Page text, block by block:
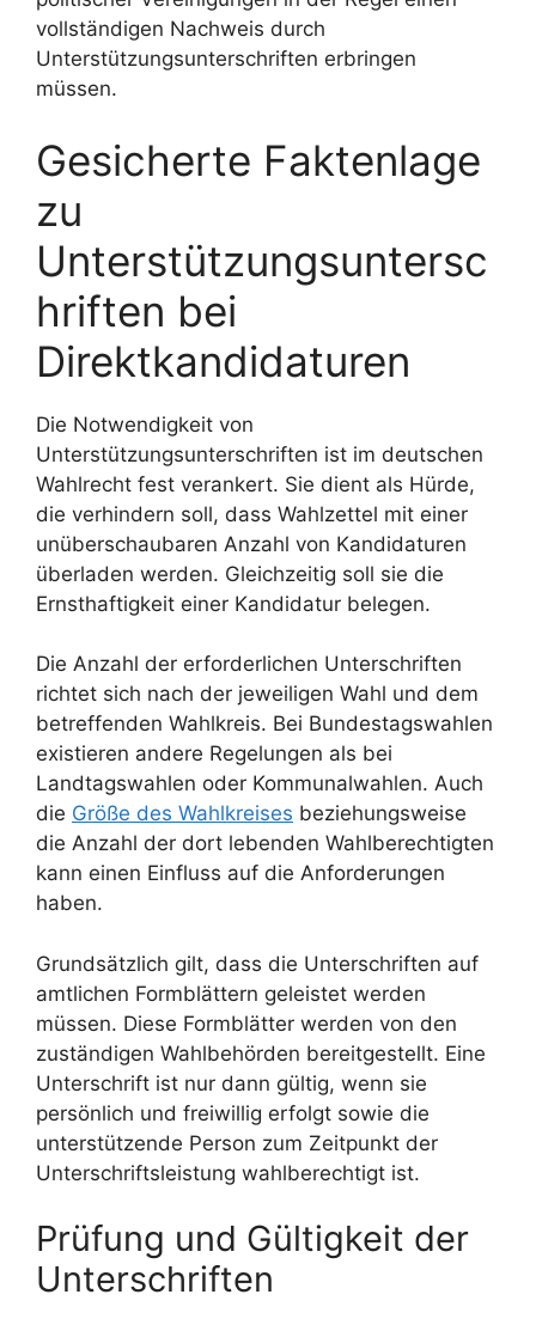
vollständigen Nachweis durch
Unterstützungsunterschriften erbringen
müssen.
Gesicherte Faktenlage
zu
Unterstützungsuntersc
hriften bei
Direktkandidaturen
Die Notwendigkeit von
Unterstützungsunterschriften ist im deutschen
Wahlrecht fest verankert. Sie dient als Hürde,
die verhindern soll, dass Wahlzettel mit einer
unüberschaubaren Anzahl von Kandidaturen
überladen werden. Gleichzeitig soll sie die
Ernsthaftigkeit einer Kandidatur belegen.
Die Anzahl der erforderlichen Unterschriften
richtet sich nach der jeweiligen Wahl und dem
betreffenden Wahlkreis. Bei Bundestagswahlen
existieren andere Regelungen als bei
Landtagswahlen oder Kommunalwahlen. Auch
die Größe des Wahlkreises beziehungsweise
die Anzahl der dort lebenden Wahlberechtigten
kann einen Einfluss auf die Anforderungen
haben.
Grundsätzlich gilt, dass die Unterschriften auf
amtlichen Formblättern geleistet werden
müssen. Diese Formblätter werden von den
zuständigen Wahlbehörden bereitgestellt. Eine
Unterschrift ist nur dann gültig, wenn sie
persönlich und freiwillig erfolgt sowie die
unterstützende Person zum Zeitpunkt der
Unterschriftsleistung wahlberechtigt ist.
Prüfung und Gültigkeit der
Unterschriften